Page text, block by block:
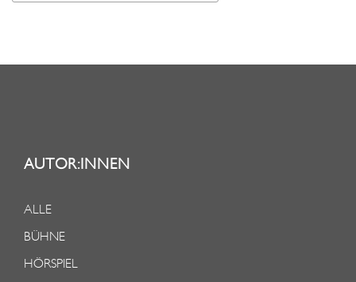
AUTOR:INNEN
ALLE
BÜHNE
HÖRSPIEL